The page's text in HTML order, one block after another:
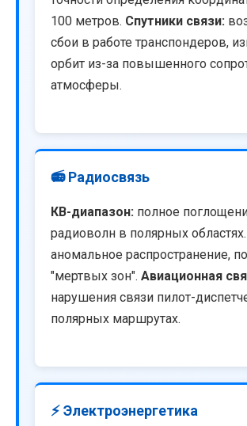
100 метров. Спутники связи:
сбои в работе транспондеров,
орбит из-за повышенного
атмосферы.
📻 Радиосвязь
КВ-диапазон: полное
радиоволн в полярных областях.
аномальное распространение,
"мертвых зон". Авиационная
нарушения связи пилот-
полярных маршрутах.
⚡ Электроэнергетика